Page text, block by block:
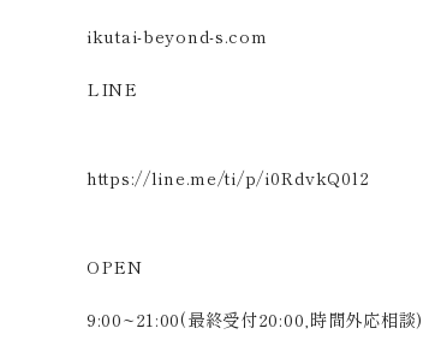
ikutai-beyond-s.com
LINE
https://line.me/ti/p/i0RdvkQ0l2
OPEN
9:00~21:00(最終受付20:00,時間外応相談)